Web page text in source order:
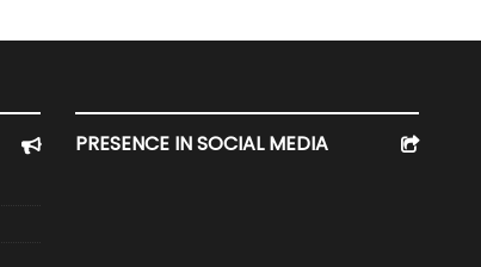
PRESENCE IN SOCIAL MEDIA